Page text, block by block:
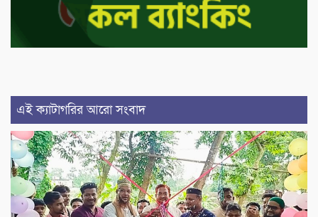
এই ক্যাটাগরির আরো সংবাদ